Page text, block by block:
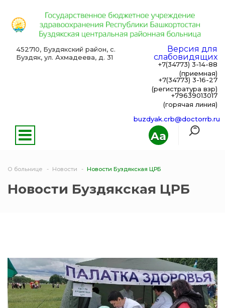
Aa
452710, Буздякский район, с.
Буздяк, ул. Ахмадеева, д. 31
Версия для
слабовидящих
+7(34773) 3-14-88
(приемная)
+7(34773) 3-16-27
(регистратура взр)
+79639013017
(горячая линия)
buzdyak.crb@doctorrb.ru
О больнице Новости Новости Буздякская ЦРБ
Новости Буздякская ЦРБ